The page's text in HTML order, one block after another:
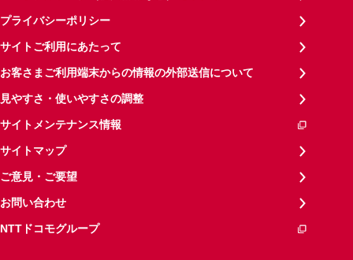
プライバシーポリシー
サイトご利用にあたって
お客さまご利用端末からの情報の外部送信について
見やすさ・使いやすさの調整
サイトメンテナンス情報
サイトマップ
ご意見・ご要望
お問い合わせ
NTTドコモグループ